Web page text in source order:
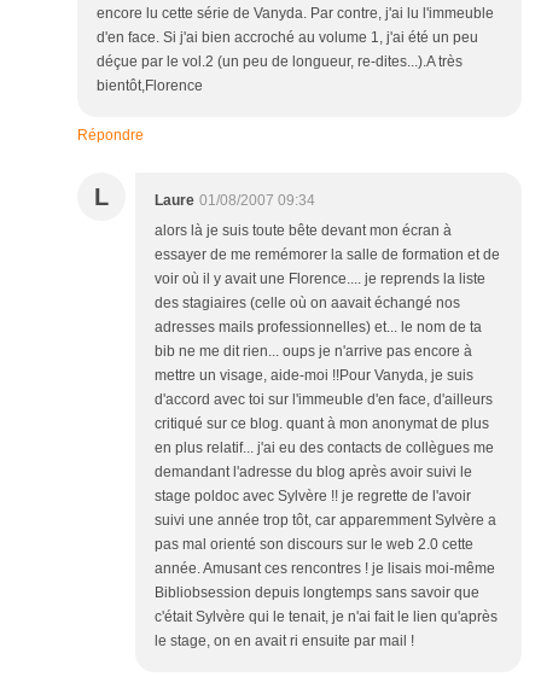
encore lu cette série de Vanyda. Par contre, j'ai lu l'immeuble
d'en face. Si j'ai bien accroché au volume 1, j'ai été un peu
déçue par le vol.2 (un peu de longueur, re-dites...).A très
bientôt,Florence
Répondre
L Laure 01/08/2007 09:34
alors là je suis toute bête devant mon écran à
essayer de me remémorer la salle de formation et de
voir où il y avait une Florence.... je reprends la liste
des stagiaires (celle où on aavait échangé nos
adresses mails professionnelles) et... le nom de ta
bib ne me dit rien... oups je n'arrive pas encore à
mettre un visage, aide-moi !!Pour Vanyda, je suis
d'accord avec toi sur l'immeuble d'en face, d'ailleurs
critiqué sur ce blog. quant à mon anonymat de plus
en plus relatif... j'ai eu des contacts de collègues me
demandant l'adresse du blog après avoir suivi le
stage poldoc avec Sylvère !! je regrette de l'avoir
suivi une année trop tôt, car apparemment Sylvère a
pas mal orienté son discours sur le web 2.0 cette
année. Amusant ces rencontres ! je lisais moi-même
Bibliobsession depuis longtemps sans savoir que
c'était Sylvère qui le tenait, je n'ai fait le lien qu'après
le stage, on en avait ri ensuite par mail !